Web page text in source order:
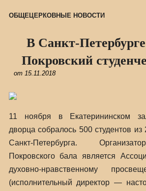
ОБЩЕЦЕРКОВНЫЕ НОВОСТИ
В Санкт-
Покровский
от 15.11.2018
11 ноября в Екатерининском
дворца собралось 500 студентов
Санкт-Петербурга.
Покровского бала является
духовно-нравственному
(исполнительный директор —